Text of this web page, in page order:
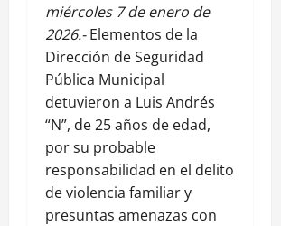
miércoles 7 de enero de
2026.-Elementos de la
Dirección de Seguridad
Pública Municipal
detuvieron a Luis Andrés
“N”, de 25 años de edad,
por su probable
responsabilidad en el delito
de violencia familiar y
presuntas amenazas con